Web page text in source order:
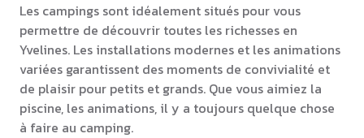
Les campings sont idéalement situés pour vous
permettre de découvrir toutes les richesses en
Yvelines. Les installations modernes et les animations
variées garantissent des moments de convivialité et
de plaisir pour petits et grands. Que vous aimiez la
piscine, les animations, il y a toujours quelque chose
à faire au camping.